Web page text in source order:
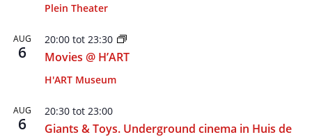
Plein Theater
AUG
6
20:00 tot 23:30
Movies @ H’ART
H'ART Museum
AUG
6
20:30 tot 23:00
Giants & Toys. Underground cinema in Huis de